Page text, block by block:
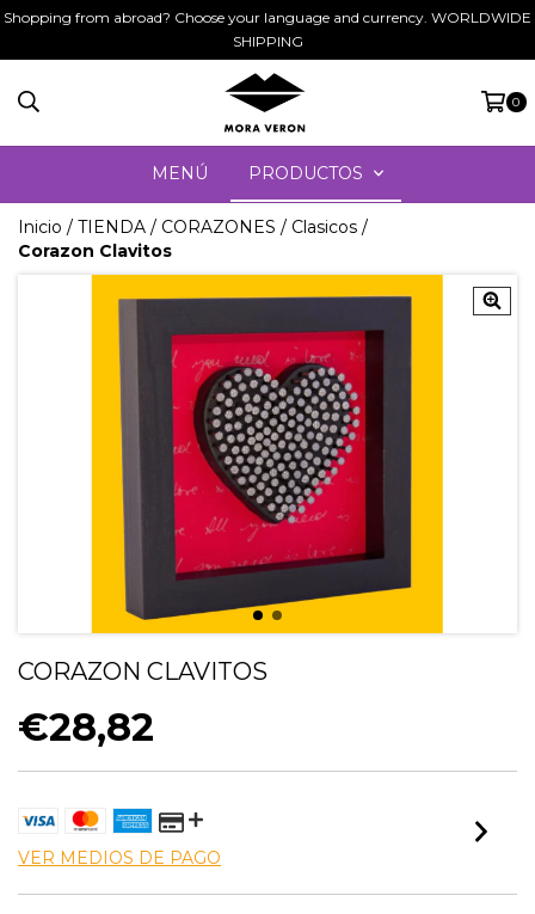
Shopping from abroad? Choose your language and currency. WORLDWIDE
SHIPPING
0
MENÚ PRODUCTOS
Inicio / TIENDA / CORAZONES / Clasicos /
Corazon Clavitos
CORAZON CLAVITOS
€28,82
VER MEDIOS DE PAGO